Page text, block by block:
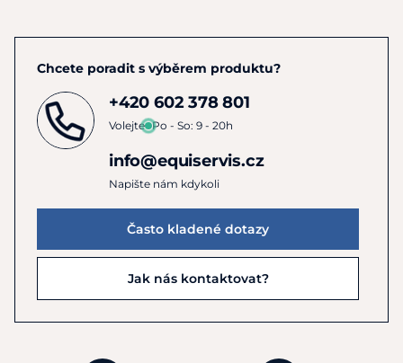
Chcete poradit s výběrem produktu?
+420 602 378 801
Volejte Po - So: 9 - 20h
info@equiservis.cz
Napište nám kdykoli
Často kladené dotazy
Jak nás kontaktovat?